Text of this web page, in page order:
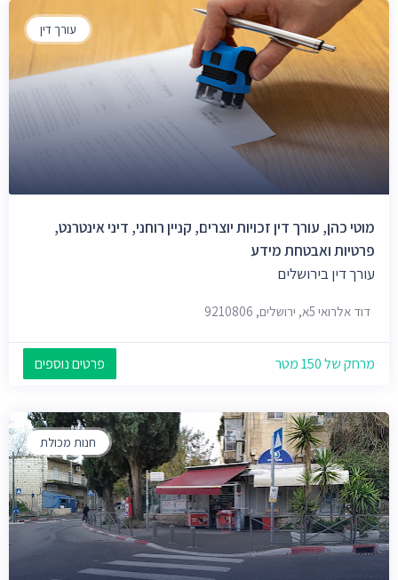
עורך דין
מוטי כהן, עורך דין זכויות יוצרים, קניין רוחני, דיני אינטרנט,
פרטיות ואבטחת מידע
עורך דין בירושלים
דוד אלרואי 5א, ירושלים, 9210806
מרחק של 150 מטר פרטים נוספים
חנות מכולת